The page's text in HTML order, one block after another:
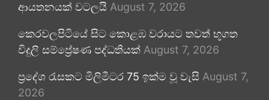
ආයතනයක් වටලයි August 7, 2026
කෙරවලපිටියේ සිට කොළඹ වරායට තවත් භූගත
විදුලි සම්ප්‍රේෂණ පද්ධතියක් August 7, 2026
ප්‍රදේශ රැසකට මිලිමීටර 75 ඉක්ම වූ වැසි August 7,
2026